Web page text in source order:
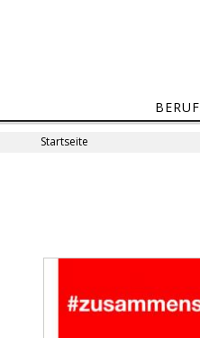
Startseite
Seiten